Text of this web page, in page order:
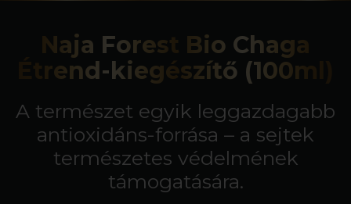
Naja Forest Bio Chaga
Étrend-kiegészítő (100ml)
A természet egyik leggazdagabb
antioxidáns-forrása – a sejtek
természetes védelmének
támogatására.